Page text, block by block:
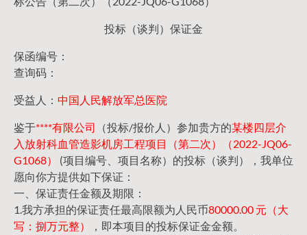
投标（谈判）保证金
保函编号：
查询码：
受益人： 中国人民解放军总医院
鉴于****有限公司 （投标/报价人）参加贵方的某楼四层介
入放射科血管造影机房工程项目（第二次）（2022-JQ06-
G1068）
(项目编号、项目名称）的投标（谈判），我单位
愿向你方提供如下保证：
一、保证责任金额及期限：
1.我方承担的保证责任最高限额为人民币80000.00 元（大
写：捌万元整）
，即本项目的投标保证金金额。